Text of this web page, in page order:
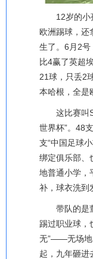
12岁的小孩
欧洲踢球，还
生了。6月2
比4赢了英超
21球，只丢2
本哈根，全是
这比赛叫
世界杯”。48
支“中国足球
绑定俱乐部、
地普通小学，
补，球衣洗到
带队的是董
踢过职业球，
无”——无场地
起，九年砸进